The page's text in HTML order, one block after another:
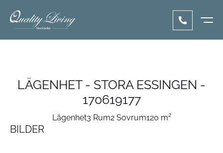
LÄGENHET - STORA ESSINGEN -
170619177
Lägenhet3 Rum2 Sovrum120 m²
BILDER